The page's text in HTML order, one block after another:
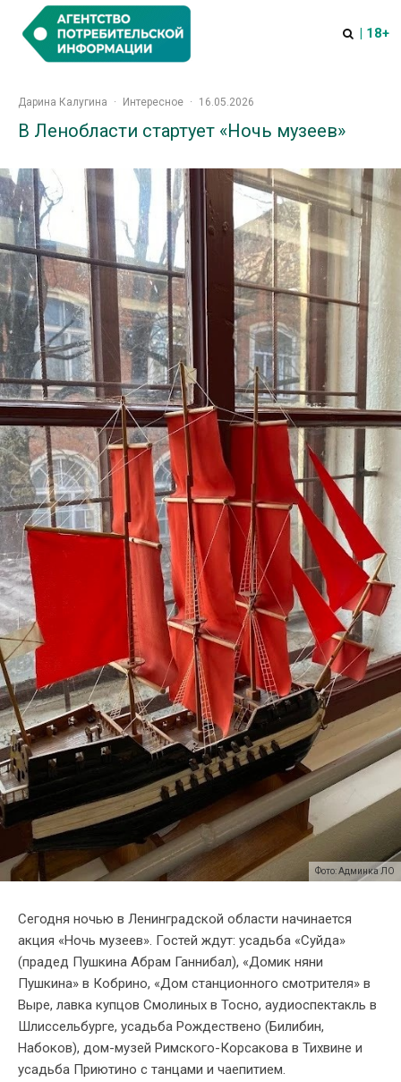
| 18+
Дарина Калугина · Интересное · 16.05.2026
В Ленобласти стартует «Ночь музеев»
Фото: Админка ЛО
Сегодня ночью в Ленинградской области начинается
акция «Ночь музеев». Гостей ждут: усадьба «Суйда»
(прадед Пушкина Абрам Ганнибал), «Домик няни
Пушкина» в Кобрино, «Дом станционного смотрителя» в
Выре, лавка купцов Смолиных в Тосно, аудиоспектакль в
Шлиссельбурге, усадьба Рождествено (Билибин,
Набоков), дом-музей Римского-Корсакова в Тихвине и
усадьба Приютино с танцами и чаепитием.